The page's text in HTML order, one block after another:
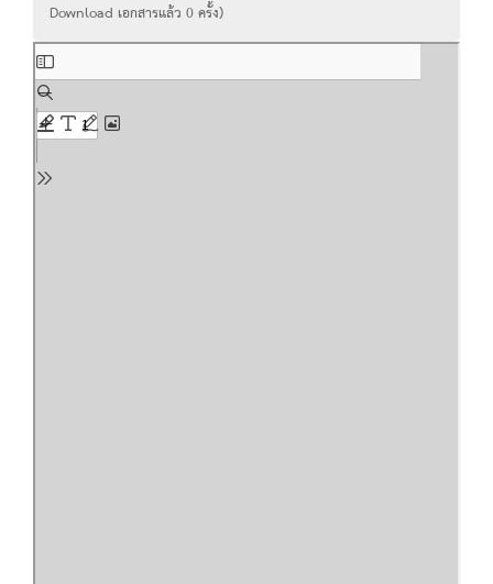
Download เอกสารแล้ว 0ครั้ง)